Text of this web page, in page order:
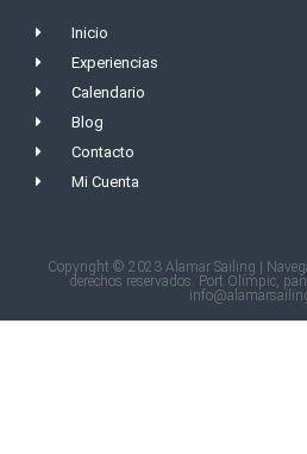
Inicio
Experiencias
Calendario
Blog
Contacto
Mi Cuenta
Copyright © 2023 Alamar Sailing |
derechos reservados. Port Olímpic,